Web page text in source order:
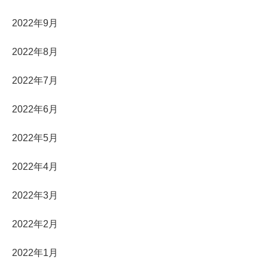
2022年9月
2022年8月
2022年7月
2022年6月
2022年5月
2022年4月
2022年3月
2022年2月
2022年1月